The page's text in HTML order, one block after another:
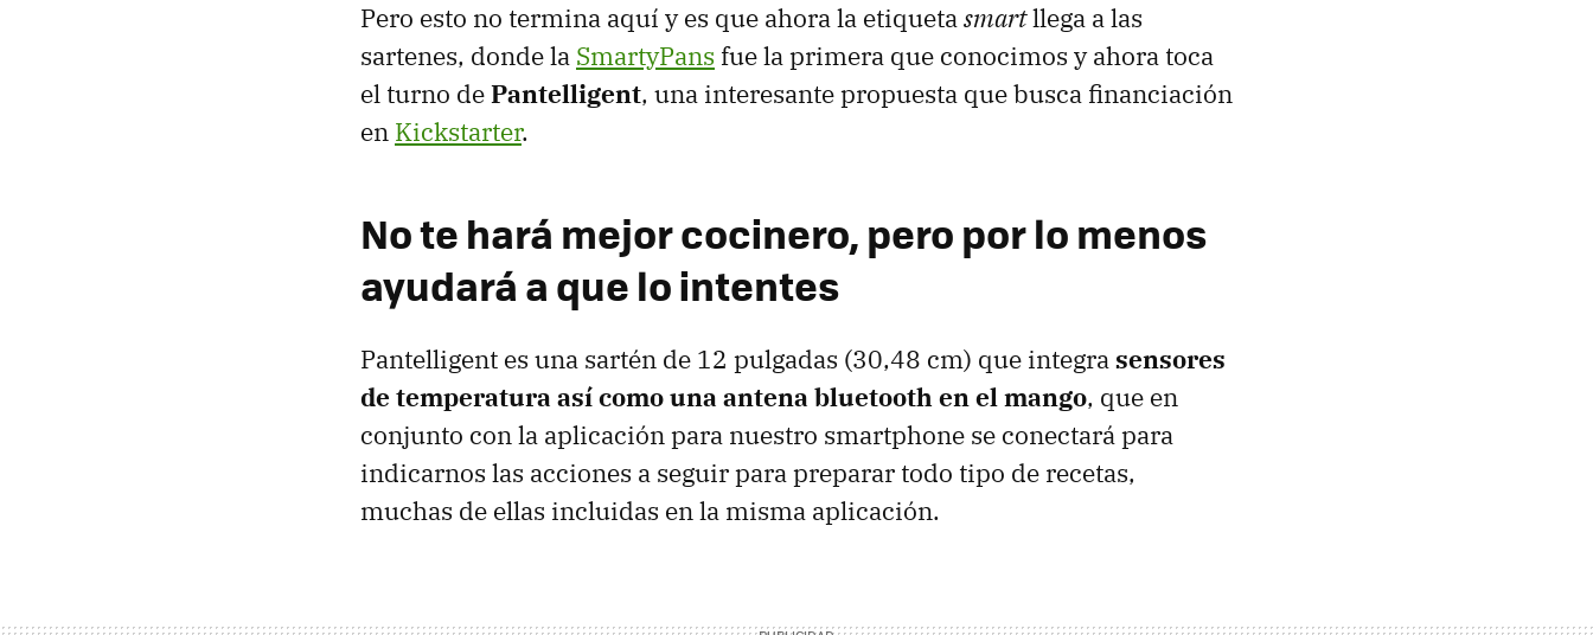
Pero esto no termina aquí y es que ahora la etiquetasmartllega a las
sartenes, donde la SmartyPans fue la primera que conocimos y ahora toca
el turno dePantelligent, una interesante propuesta que busca financiación
en Kickstarter.
No te hará mejor cocinero, pero por lo menos
ayudará a que lo intentes
Pantelligent es una sartén de 12 pulgadas (30,48 cm) que integrasensores
de temperatura así como una antena bluetooth en el mango, que en
conjunto con la aplicación para nuestro smartphone se conectará para
indicarnos las acciones a seguir para preparar todo tipo de recetas,
muchas de ellas incluidas en la misma aplicación.